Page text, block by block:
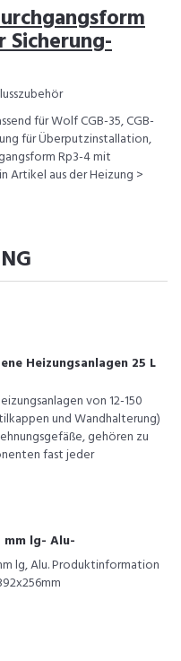
Sicherung-
für Wolf CGB-35, CGB-
für Überputzinstallation,
Rp3-4 mit
Artikel aus der Heizung >
Heizungsanlagen 25 L
von 12-150
und Wandhalterung)
gehören zu
fast jeder
mm lg- Alu-
lg, Alu. Produktinformation